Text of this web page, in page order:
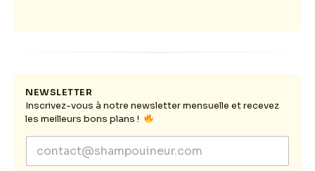
NEWSLETTER
Inscrivez-vous à notre newsletter mensuelle et recevez
les meilleurs bons plans !
E